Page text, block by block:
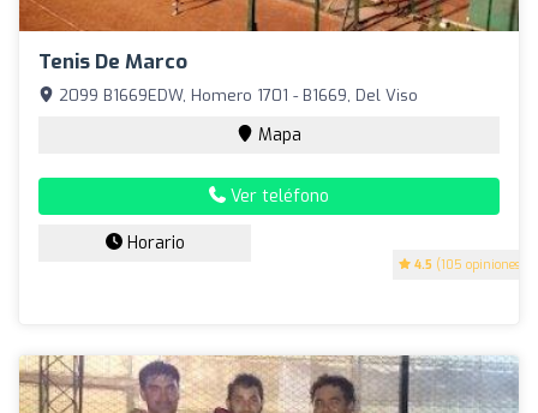
Tenis De Marco
4.5 (105 opiniones)
2099 B1669EDW, Homero 1701 - B1669, Del Viso
Mapa
Ver teléfono
Horario